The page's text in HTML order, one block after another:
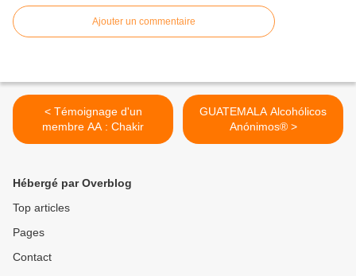
Ajouter un commentaire
< Témoignage d'un
membre AA : Chakir
GUATEMALA Alcohólicos
Anónimos® >
Hébergé par Overblog
Top articles
Pages
Contact